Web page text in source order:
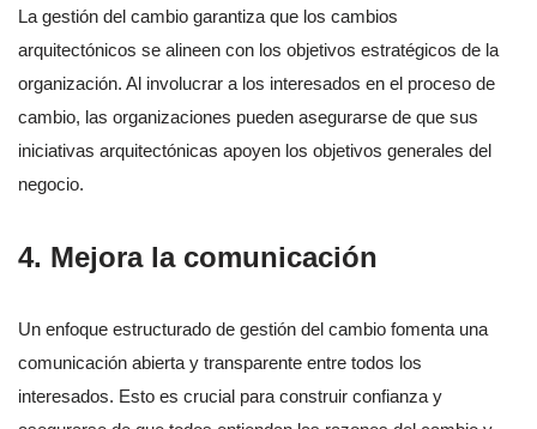
La gestión del cambio garantiza que los cambios
arquitectónicos se alineen con los objetivos estratégicos de la
organización. Al involucrar a los interesados en el proceso de
cambio, las organizaciones pueden asegurarse de que sus
iniciativas arquitectónicas apoyen los objetivos generales del
negocio.
4. Mejora la comunicación
Un enfoque estructurado de gestión del cambio fomenta una
comunicación abierta y transparente entre todos los
interesados. Esto es crucial para construir confianza y